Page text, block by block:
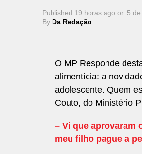
Published 19 horas ago on 5
By Da Redação
O MP Responde
alimentícia: a
adolescente. Quem
Couto, do Ministério
– Vi que aprovaram
meu filho pague a